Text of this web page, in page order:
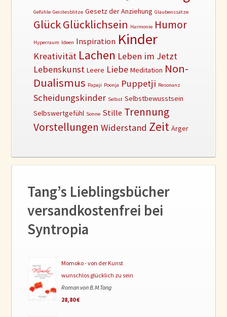
Gefühle Geistesblitze Gesetz der Anziehung Glaubenssätze
GlückGlücklichsein Harmonie Humor
Hyperraum Ideen Inspiration Kinder
Kreativität Lachen Leben im Jetzt
Lebenskunst Leere Liebe Meditation Non-
Dualismus Papaji Poonja Puppetji Resonanz
Scheidungskinder Selbst Selbstbewusstsein
Selbswertgefühl Sonne Stille Trennung
Vorstellungen Widerstand Zeit Ärger
Tang’s Lieblingsbücher
versandkostenfrei bei
Syntropia
Momoko - von der Kunst
wunschlos glücklich zu sein
Roman von B.M.Tang
28,80 €